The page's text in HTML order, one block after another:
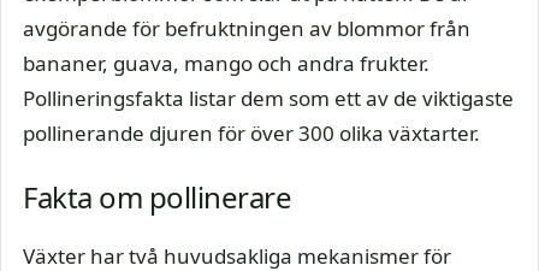
avgörande för befruktningen av blommor från
bananer, guava, mango och andra frukter.
Pollineringsfakta listar dem som ett av de viktigaste
pollinerande djuren för över 300 olika växtarter.
Fakta om pollinerare
Växter har två huvudsakliga mekanismer för